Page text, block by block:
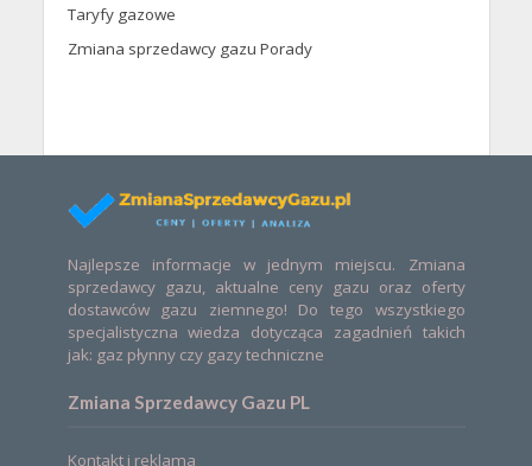
Taryfy gazowe
Zmiana sprzedawcy gazu Porady
Najlepsze informacje w jednym miejscu. Zmiana
sprzedawcy gazu, aktualne ceny gazu oraz oferty
dostawców gazu ziemnego! Do tego wszystkiego
specjalistyczna wiedza dotycząca zagadnień takich
jak: gaz płynny czy gazy techniczne
Zmiana Sprzedawcy Gazu PL
Kontakt i reklama